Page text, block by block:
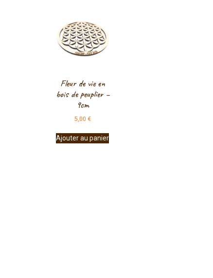
Fleur de vie en
bois de peuplier –
9cm
5,00 €
Ajouter au panier